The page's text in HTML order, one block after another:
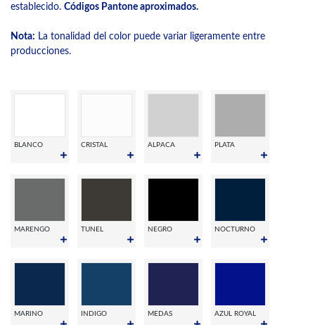
establecido. Códigos Pantone aproximados.
Nota: La tonalidad del color puede variar ligeramente entre
producciones.
BLANCO CRISTAL ALPACA PLATA
MARENGO TUNEL NEGRO NOCTURNO
MARINO INDIGO MEDAS AZUL ROYAL